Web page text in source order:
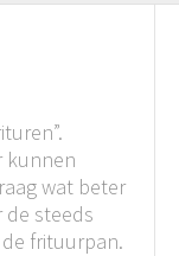
kunnen
wat beter
de steeds
frituurpan.